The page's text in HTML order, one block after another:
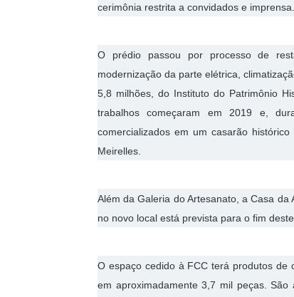
cerimônia restrita a convidados e
O prédio passou por processo de
modernização da parte elétrica,
5,8 milhões, do Instituto do Patrimônio
trabalhos começaram em 2019 e,
comercializados em um casarão
Meirelles.
Além da Galeria do Artesanato, a Casa
no novo local está prevista para o fim deste
O espaço cedido à FCC terá produtos de
em aproximadamente 3,7 mil peças. São